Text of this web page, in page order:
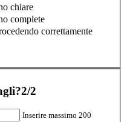
chiare
complete
correttamente
2/2
Inserire massimo 200